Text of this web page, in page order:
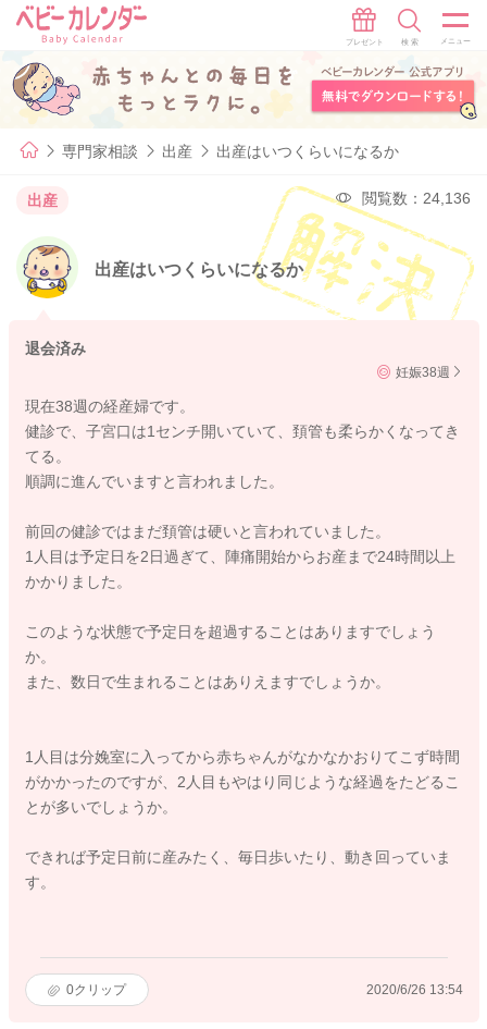
専門家相談 出産 出産はいつくらいになるか
出産 閲覧数：24,136
出産はいつくらいになるか
退会済み
妊娠38週
現在38週の経産婦です。
健診で、子宮口は1センチ開いていて、頚管も柔らかくなってき
てる。
順調に進んでいますと言われました。
前回の健診ではまだ頚管は硬いと言われていました。
1人目は予定日を2日過ぎて、陣痛開始からお産まで24時間以上
かかりました。
このような状態で予定日を超過することはありますでしょう
か。
また、数日で生まれることはありえますでしょうか。
1人目は分娩室に入ってから赤ちゃんがなかなかおりてこず時間
がかかったのですが、2人目もやはり同じような経過をたどるこ
とが多いでしょうか。
できれば予定日前に産みたく、毎日歩いたり、動き回っていま
す。
0クリップ 2020/6/26 13:54